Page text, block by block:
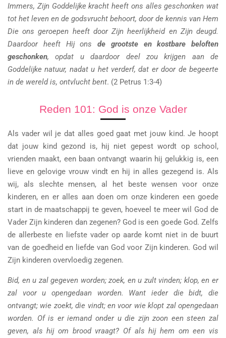
Immers, Zijn Goddelijke kracht heeft ons alles geschonken wat
tot het leven en de godsvrucht behoort, door de kennis van Hem
Die ons geroepen heeft door Zijn heerlijkheid en Zijn deugd.
Daardoor heeft Hij ons de grootste en kostbare beloften
geschonken, opdat u daardoor deel zou krijgen aan de
Goddelijke natuur, nadat u het verderf, dat er door de begeerte
in de wereld is, ontvlucht bent. (2 Petrus 1:3-4)
Reden 101: God is onze Vader
Als vader wil je dat alles goed gaat met jouw kind. Je hoopt
dat jouw kind gezond is, hij niet gepest wordt op school,
vrienden maakt, een baan ontvangt waarin hij gelukkig is, een
lieve en gelovige vrouw vindt en hij in alles gezegend is. Als
wij, als slechte mensen, al het beste wensen voor onze
kinderen, en er alles aan doen om onze kinderen een goede
start in de maatschappij te geven, hoeveel te meer wil God de
Vader Zijn kinderen dan zegenen? God is een goede God. Zelfs
de allerbeste en liefste vader op aarde komt niet in de buurt
van de goedheid en liefde van God voor Zijn kinderen. God wil
Zijn kinderen overvloedig zegenen.
Bid, en u zal gegeven worden; zoek, en u zult vinden; klop, en er
zal voor u opengedaan worden. Want ieder die bidt, die
ontvangt; wie zoekt, die vindt; en voor wie klopt zal opengedaan
worden. Of is er iemand onder u die zijn zoon een steen zal
geven, als hij om brood vraagt? Of als hij hem om een vis